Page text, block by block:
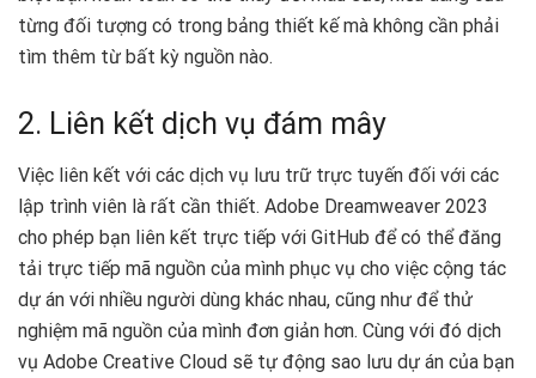
từng đối tượng có trong bảng thiết kế mà không cần phải
tìm thêm từ bất kỳ nguồn nào.
2. Liên kết dịch vụ đám mây
Việc liên kết với các dịch vụ lưu trữ trực tuyến đối với các
lập trình viên là rất cần thiết. Adobe Dreamweaver 2023
cho phép bạn liên kết trực tiếp với GitHub để có thể đăng
tải trực tiếp mã nguồn của mình phục vụ cho việc cộng tác
dự án với nhiều người dùng khác nhau, cũng như để thử
nghiệm mã nguồn của mình đơn giản hơn. Cùng với đó dịch
vụ Adobe Creative Cloud sẽ tự động sao lưu dự án của bạn